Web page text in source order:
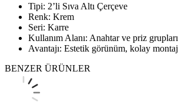
Tipi: 2’li Sıva Altı Çerçeve
Renk: Krem
Seri: Karre
Kullanım Alanı: Anahtar ve priz grupları
Avantajı: Estetik görünüm, kolay montaj
BENZER ÜRÜNLER